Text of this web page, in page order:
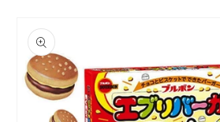
informations
produits